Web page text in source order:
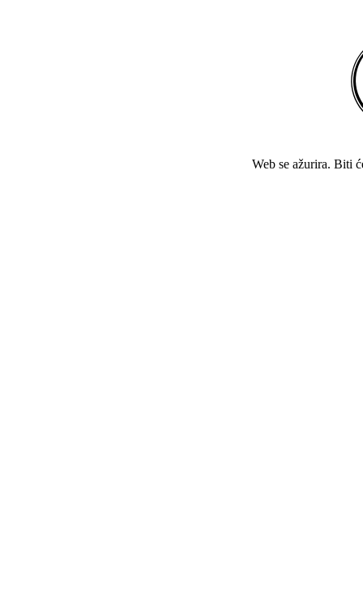
Web se ažurira. Biti